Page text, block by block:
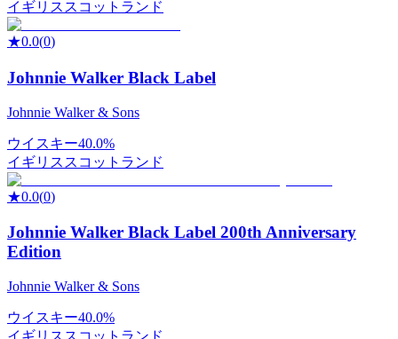
イギリス スコットランド
★0.0(0)
Johnnie Walker Black Label
Johnnie Walker & Sons
ウイスキー40.0%
イギリス スコットランド
★0.0(0)
Johnnie Walker Black Label 200th Anniversary
Edition
Johnnie Walker & Sons
ウイスキー40.0%